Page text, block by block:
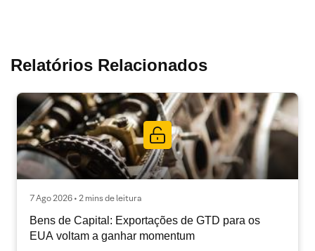
Relatórios Relacionados
7 Ago 2026 • 2 mins de leitura
Bens de Capital: Exportações de GTD para os
EUA voltam a ganhar momentum